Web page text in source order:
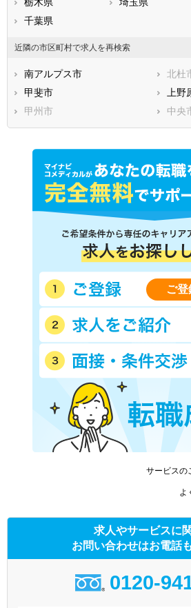
栃木県
埼玉県
千葉県
近隣の市区町村で求人を再検索
南アルプス市
北杜
甲斐市
上野
甲州市
中央
ご登
サービスの
よ
求人やサービスに
お問い合わせはお電話
0120-